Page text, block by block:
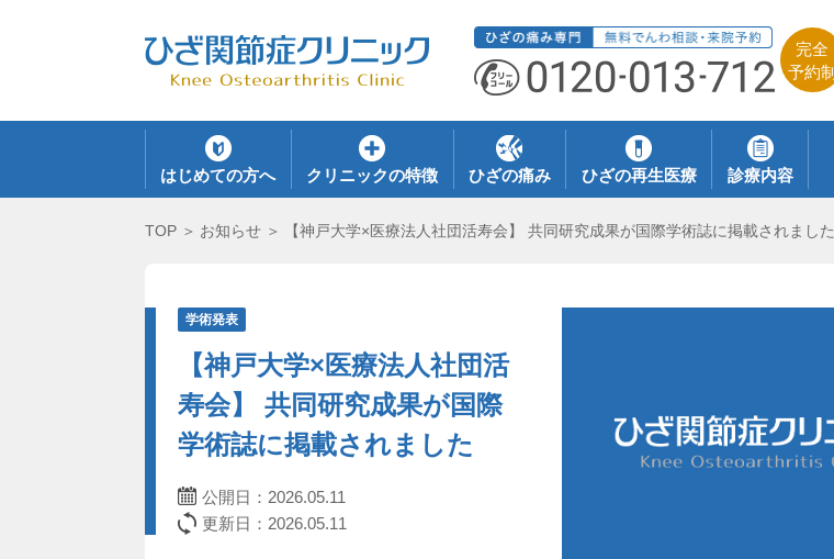
完全
予約制
はじめての方へ クリニックの特徴 ひざの痛み ひざの再生医療 診療内容
TOP お知らせ 【神戸大学×医療法人社団活寿会】 共同研究成果が国際学術誌に掲載されました
学術発表
【神戸大学×医療法人社団活
寿会】 共同研究成果が国際
学術誌に掲載されました
公開日： 2026.05.11
更新日：2026.05.11